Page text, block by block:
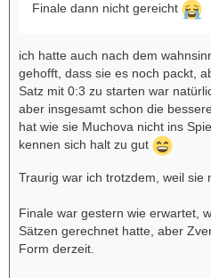
Finale dann nicht gereicht
ich hatte auch nach dem
gehofft, dass sie es noch packt,
Satz mit 0:3 zu starten war
aber insgesamt schon die
hat wie sie Muchova nicht ins
kennen sich halt zu gut
Traurig war ich trotzdem, weil sie
Finale war gestern wie erwartet,
Sätzen gerechnet hatte, aber
Form derzeit.